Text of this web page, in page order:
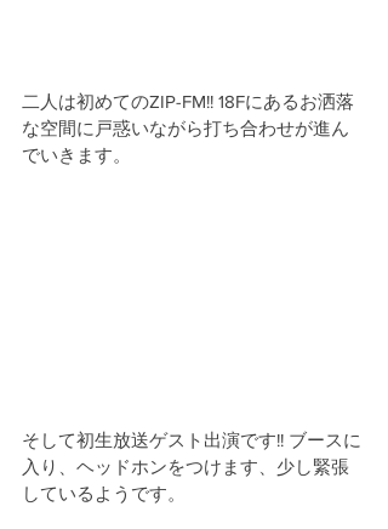
二人は初めてのZIP-FM!! 18Fにあるお洒落
な空間に戸惑いながら打ち合わせが進ん
でいきます。
そして初生放送ゲスト出演です!! ブースに
入り、ヘッドホンをつけます、少し緊張
しているようです。